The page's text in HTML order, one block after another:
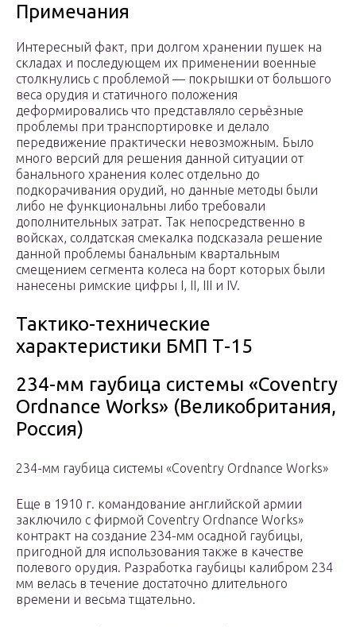
Примечания
Интересный факт, при долгом хранении пушек на
складах и последующем их применении военные
столкнулись с проблемой — покрышки от большого
веса орудия и статичного положения
деформировались что представляло серьёзные
проблемы при транспортировке и делало
передвижение практически невозможным. Было
много версий для решения данной ситуации от
банального хранения колес отдельно до
подкорачивания орудий, но данные методы были
либо не функциональны либо требовали
дополнительных затрат. Так непосредственно в
войсках, солдатская смекалка подсказала решение
данной проблемы банальным квартальным
смещением сегмента колеса на борт которых были
нанесены римские цифры I, II, III и IV.
Тактико-технические
характеристики БМП Т-15
234-мм гаубица системы «Coventry
Ordnance Works» (Великобритания,
Россия)
234-мм гаубица системы «Coventry Ordnance Works»
Еще в 1910 г. командование английской армии
заключило с фирмой Coventry Ordnance Works»
контракт на создание 234-мм осадной гаубицы,
пригодной для использования также в качестве
полевого орудия. Разработка гаубицы калибром 234
мм велась в течение достаточно длительного
времени и весьма тщательно.